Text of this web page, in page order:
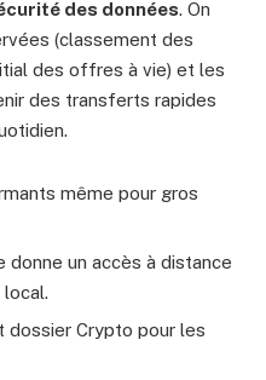
des données. On
(classement des
des offres à vie) et les
des transferts rapides
même pour gros
donne un accès à distance
dossier Crypto pour les